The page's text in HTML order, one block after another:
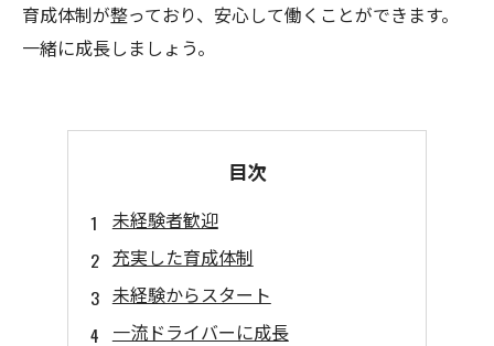
育成体制が整っており、安心して働くことができます。
一緒に成長しましょう。
目次
未経験者歓迎
充実した育成体制
未経験からスタート
一流ドライバーに成長